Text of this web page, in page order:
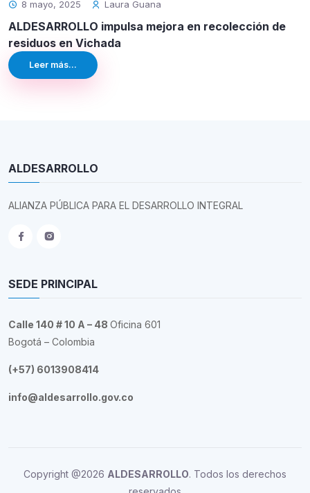
8 mayo, 2025 Laura Guana
ALDESARROLLO impulsa mejora en recolección de
residuos en Vichada
Leer más...
ALDESARROLLO
ALIANZA PÚBLICA PARA EL DESARROLLO INTEGRAL
SEDE PRINCIPAL
Calle 140 # 10 A – 48 Oficina 601
Bogotá – Colombia
(+57) 6013908414
info@aldesarrollo.gov.co
Copyright @2026 ALDESARROLLO. Todos los derechos